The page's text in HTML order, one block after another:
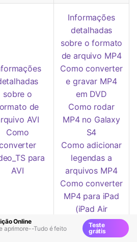
sobre o
de
AVI
Como
para
AVI
Informações
detalhadas
sobre o formato
de arquivo MP4
Como converter
e gravar MP4
em DVD
Como rodar
MP4 no Galaxy
S4
Como adicionar
legendas a
arquivos MP4
Como converter
MP4 para iPad
(iPad Air
incluído)
Online
aprimore--Tudo é feito
Teste
grátis